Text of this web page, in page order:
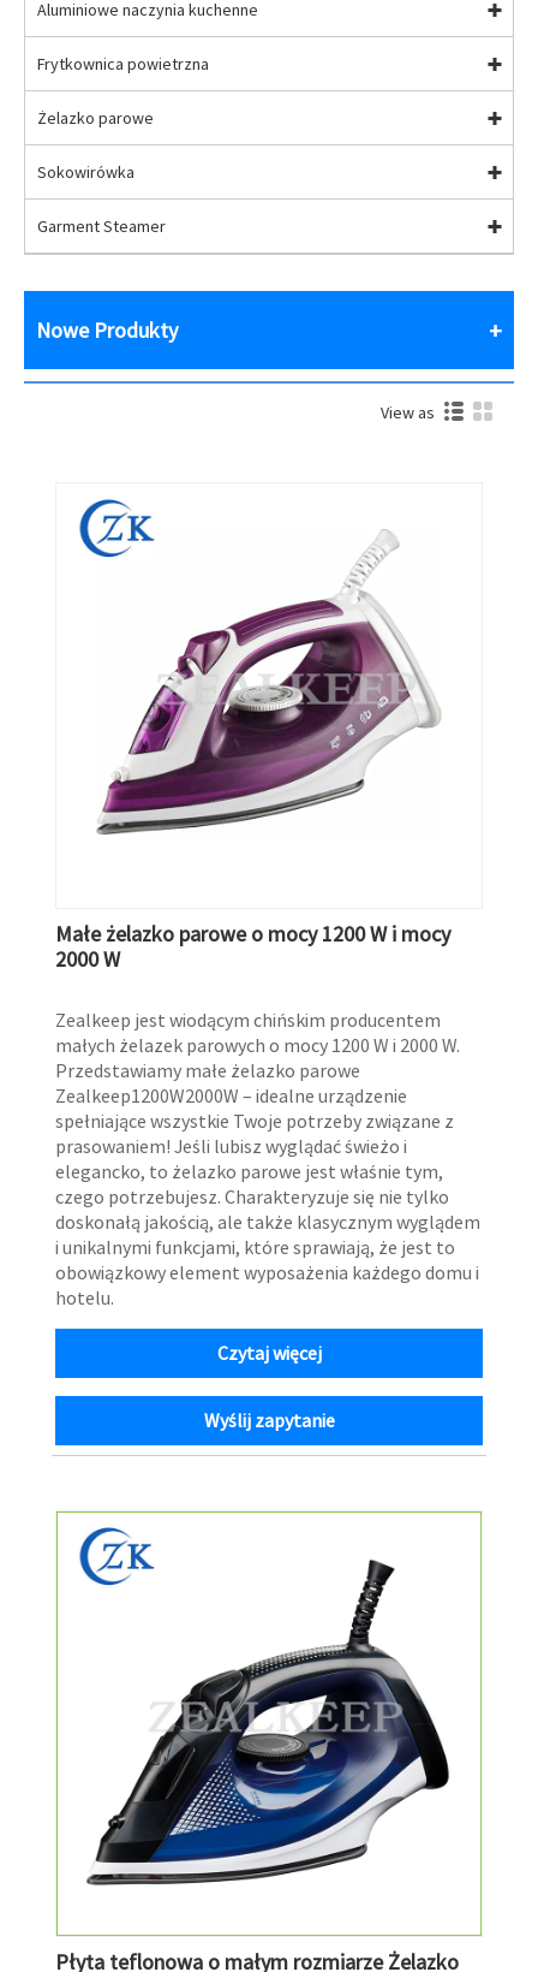
Aluminiowe naczynia kuchenne
Frytkownica powietrzna
Żelazko parowe
Sokowirówka
Garment Steamer
Nowe Produkty
View as
Małe żelazko parowe o mocy 1200 W i mocy
2000 W
Zealkeep jest wiodącym chińskim producentem
małych żelazek parowych o mocy 1200 W i 2000 W.
Przedstawiamy małe żelazko parowe
Zealkeep1200W2000W – idealne urządzenie
spełniające wszystkie Twoje potrzeby związane z
prasowaniem! Jeśli lubisz wyglądać świeżo i
elegancko, to żelazko parowe jest właśnie tym,
czego potrzebujesz. Charakteryzuje się nie tylko
doskonałą jakością, ale także klasycznym wyglądem
i unikalnymi funkcjami, które sprawiają, że jest to
obowiązkowy element wyposażenia każdego domu i
hotelu.
Czytaj więcej
Wyślij zapytanie
Płyta teflonowa o małym rozmiarze Żelazko